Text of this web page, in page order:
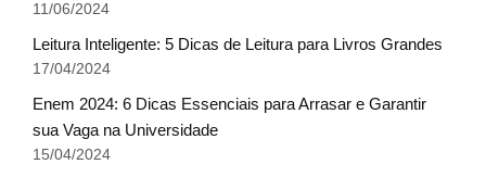
11/06/2024
Leitura Inteligente: 5 Dicas de Leitura para Livros Grandes
17/04/2024
Enem 2024: 6 Dicas Essenciais para Arrasar e Garantir
sua Vaga na Universidade
15/04/2024